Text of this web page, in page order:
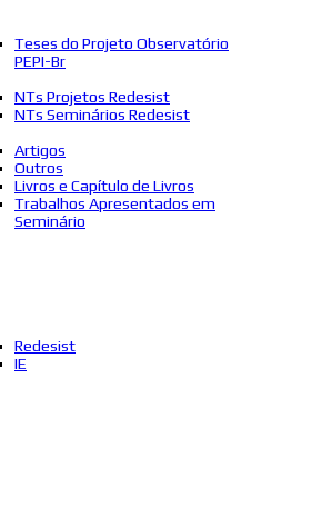
Teses do Projeto Observatório
PEPI-Br
NTs Projetos Redesist
NTs Seminários Redesist
Artigos
Outros
Livros e Capítulo de Livros
Trabalhos Apresentados em
Seminário
Redesist
IE